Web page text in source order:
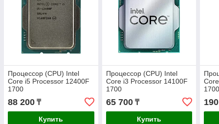
Процессор (CPU) Intel
Core i5 Processor 12400F
1700
88 200 ₸
Купить
Процессор (CPU) Intel
Core i3 Processor 14100F
1700
65 700₸
Купить